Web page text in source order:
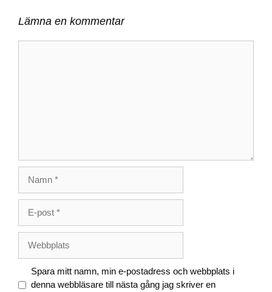
Lämna en kommentar
post
Spara mitt namn, min e-postadress och webbplats i
denna webbläsare till nästa gång jag skriver en